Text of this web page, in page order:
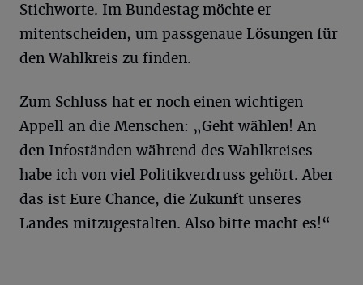
Stichworte. Im Bundestag möchte er
mitentscheiden, um passgenaue Lösungen für
den Wahlkreis zu finden.
Zum Schluss hat er noch einen wichtigen
Appell an die Menschen: „Geht wählen! An
den Infoständen während des Wahlkreises
habe ich von viel Politikverdruss gehört. Aber
das ist Eure Chance, die Zukunft unseres
Landes mitzugestalten. Also bitte macht es!“